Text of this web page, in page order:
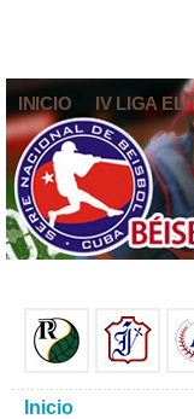
INICIO IV LIGA
Inicio